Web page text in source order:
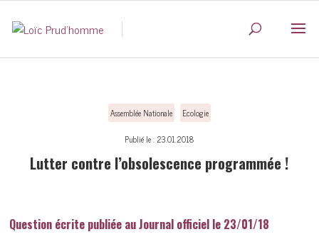
Assemblée Nationale Ecologie
Publié le : 23.01.2018
Lutter contre l’obsolescence programmée !
Question écrite publiée au Journal officiel le 23/01/18